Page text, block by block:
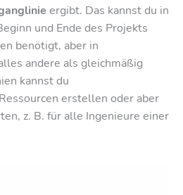
ergibt. Das kannst du in
und Ende des Projekts
benötigt, aber in
andere als gleichmäßig
kannst du
erstellen oder aber
z. B. für alle Ingenieure einer